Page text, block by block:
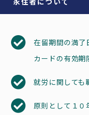
在留期間の満了
カードの有効期
就労に関しても
原則として１０